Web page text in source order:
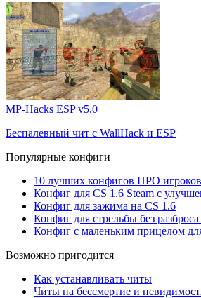
MP-Hacks ESP v5.0
Беспалевный чит с WallHack и ESP
Популярные конфиги
10 лучших конфигов ПРО
Конфиг для CS 1.6 Steam с
Конфиг для зажима на CS 1.6
Конфиг для стрельбы без
Конфиг с маленьким прицелом
Возможно пригодится
Как устанавливать читы
Читы на бессмертие и